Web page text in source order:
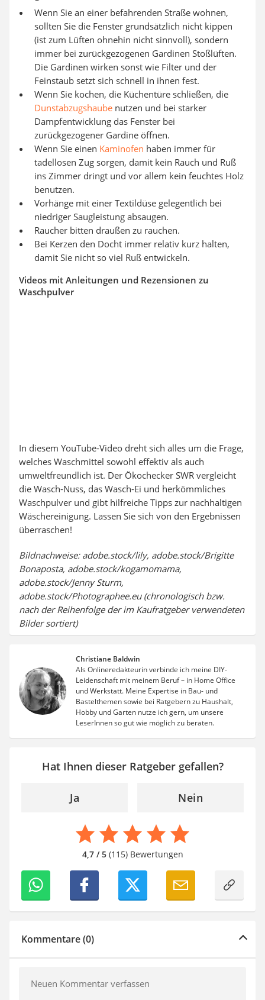
Wenn Sie an einer befahrenden Straße wohnen,
sollten Sie die Fenster grundsätzlich nicht kippen
(ist zum Lüften ohnehin nicht sinnvoll), sondern
immer bei zurückgezogenen Gardinen Stoßlüften.
Die Gardinen wirken sonst wie Filter und der
Feinstaub setzt sich schnell in ihnen fest.
Wenn Sie kochen, die Küchentüre schließen, die
Dunstabzugshaube nutzen und bei starker
Dampfentwicklung das Fenster bei
zurückgezogener Gardine öffnen.
Wenn Sie einen Kaminofen haben immer für
tadellosen Zug sorgen, damit kein Rauch und Ruß
ins Zimmer dringt und vor allem kein feuchtes Holz
benutzen.
Vorhänge mit einer Textildüse gelegentlich bei
niedriger Saugleistung absaugen.
Raucher bitten draußen zu rauchen.
Bei Kerzen den Docht immer relativ kurz halten,
damit Sie nicht so viel Ruß entwickeln.
Videos mit Anleitungen und Rezensionen zu
Waschpulver
In diesem YouTube-Video dreht sich alles um die Frage,
welches Waschmittel sowohl effektiv als auch
umweltfreundlich ist. Der Ökochecker SWR vergleicht
die Wasch-Nuss, das Wasch-Ei und herkömmliches
Waschpulver und gibt hilfreiche Tipps zur nachhaltigen
Wäschereinigung. Lassen Sie sich von den Ergebnissen
überraschen!
Bildnachweise: adobe.stock/lily, adobe.stock/Brigitte
Bonaposta, adobe.stock/kogamomama,
adobe.stock/Jenny Sturm,
adobe.stock/Photographee.eu (chronologisch bzw.
nach der Reihenfolge der im Kaufratgeber verwendeten
Bilder sortiert)
Christiane Baldwin
Als Onlineredakteurin verbinde ich meine DIY-
Leidenschaft mit meinem Beruf – in Home Office
und Werkstatt. Meine Expertise in Bau- und
Bastelthemen sowie bei Ratgebern zu Haushalt,
Hobby und Garten nutze ich gern, um unsere
LeserInnen so gut wie möglich zu beraten.
Hat Ihnen dieser Ratgeber gefallen?
Ja Nein
4,7 / 5(115) Bewertungen
Kommentare (0)
Neuen Kommentar verfassen